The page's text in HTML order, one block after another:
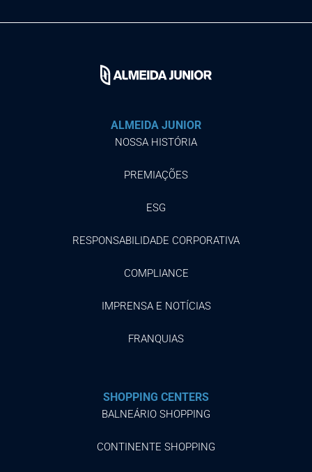
ALMEIDA JUNIOR
NOSSA HISTÓRIA
PREMIAÇÕES
ESG
RESPONSABILIDADE CORPORATIVA
COMPLIANCE
IMPRENSA E NOTÍCIAS
FRANQUIAS
SHOPPING CENTERS
BALNEÁRIO SHOPPING
CONTINENTE SHOPPING